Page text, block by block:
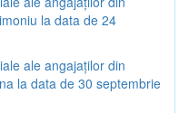
la data de 24
ale angajaților din
la data de 30 septembrie